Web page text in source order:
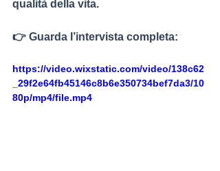
qualità della vita.
👉 Guarda l’intervista completa:
https://video.wixstatic.com/video/138c62
_29f2e64fb45146c8b6e350734bef7da3/10
80p/mp4/file.mp4